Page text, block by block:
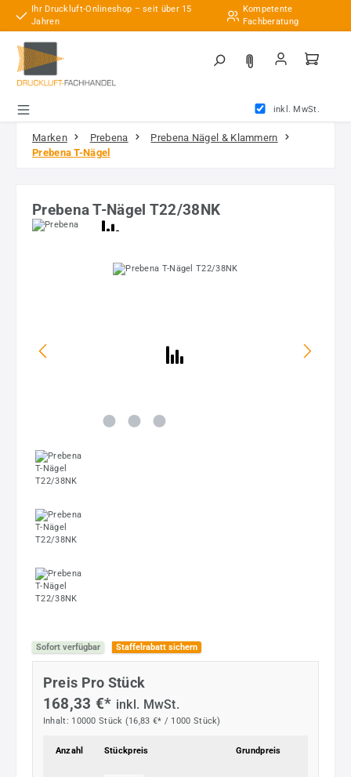
Zum Hauptinhalt springen
Ihr Druckluft-Onlineshop – seit über 15
Jahren
Kompetente
Fachberatung
inkl. MwSt.
Marken Prebena
Prebena Nägel & Klammern
Prebena T-Nägel
Prebena T-Nägel T22/38NK
Bildergalerie überspringen
Sofort verfügbar Staffelrabatt sichern
Preis Pro Stück
168,33 €* inkl. MwSt.
Inhalt: 10000 Stück (16,83 €* / 1000 Stück)
Anzahl Stückpreis Grundpreis